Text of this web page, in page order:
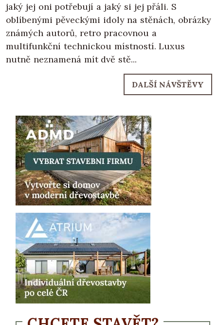
jaký jej oni potřebují a jaký si jej přáli. S
oblíbenými pěveckými idoly na stěnách, obrázky
známých autorů, retro pracovnou a
multifunkční technickou místností. Luxus
nutně neznamená mít dvě stě...
DALŠÍ NÁVŠTĚVY